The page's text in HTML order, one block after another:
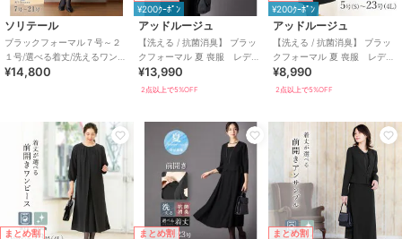
ソリテール
ブラックフォーマル７号～２
１号/選べる着丈/洗えるワンピ
ース/喪服/礼服/卒業式/卒園式
¥14,800
¥200ｸｰﾎﾟﾝ
アッドルージュ
【洗える / 抗菌消臭】 ブラッ
クフォーマル 夏 喪服 レディ
ース 着丈が選べる 5号～23
号
¥13,990
2点以上で5%OFF
¥200ｸｰﾎﾟﾝ
アッドルージュ
【洗える / 抗菌消臭】 ブラッ
クフォーマル 夏 喪服 レディ
ース 着丈が選べる 5号～23
号
¥8,990
2点以上で5%OFF
まとめ割 まとめ割 まとめ割